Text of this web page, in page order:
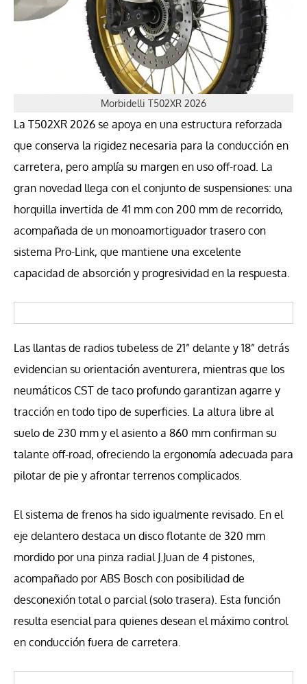
Morbidelli T502XR 2026
La T502XR 2026 se apoya en una estructura reforzada
que conserva la rigidez necesaria para la conducción en
carretera, pero amplía su margen en uso off-road. La
gran novedad llega con el conjunto de suspensiones: una
horquilla invertida de 41 mm con 200 mm de recorrido,
acompañada de un monoamortiguador trasero con
sistema Pro-Link, que mantiene una excelente
capacidad de absorción y progresividad en la respuesta.
Las llantas de radios tubeless de 21” delante y 18” detrás
evidencian su orientación aventurera, mientras que los
neumáticos CST de taco profundo garantizan agarre y
tracción en todo tipo de superficies. La altura libre al
suelo de 230 mm y el asiento a 860 mm confirman su
talante off-road, ofreciendo la ergonomía adecuada para
pilotar de pie y afrontar terrenos complicados.
El sistema de frenos ha sido igualmente revisado. En el
eje delantero destaca un disco flotante de 320 mm
mordido por una pinza radial J.Juan de 4 pistones,
acompañado por ABS Bosch con posibilidad de
desconexión total o parcial (solo trasera). Esta función
resulta esencial para quienes desean el máximo control
en conducción fuera de carretera.